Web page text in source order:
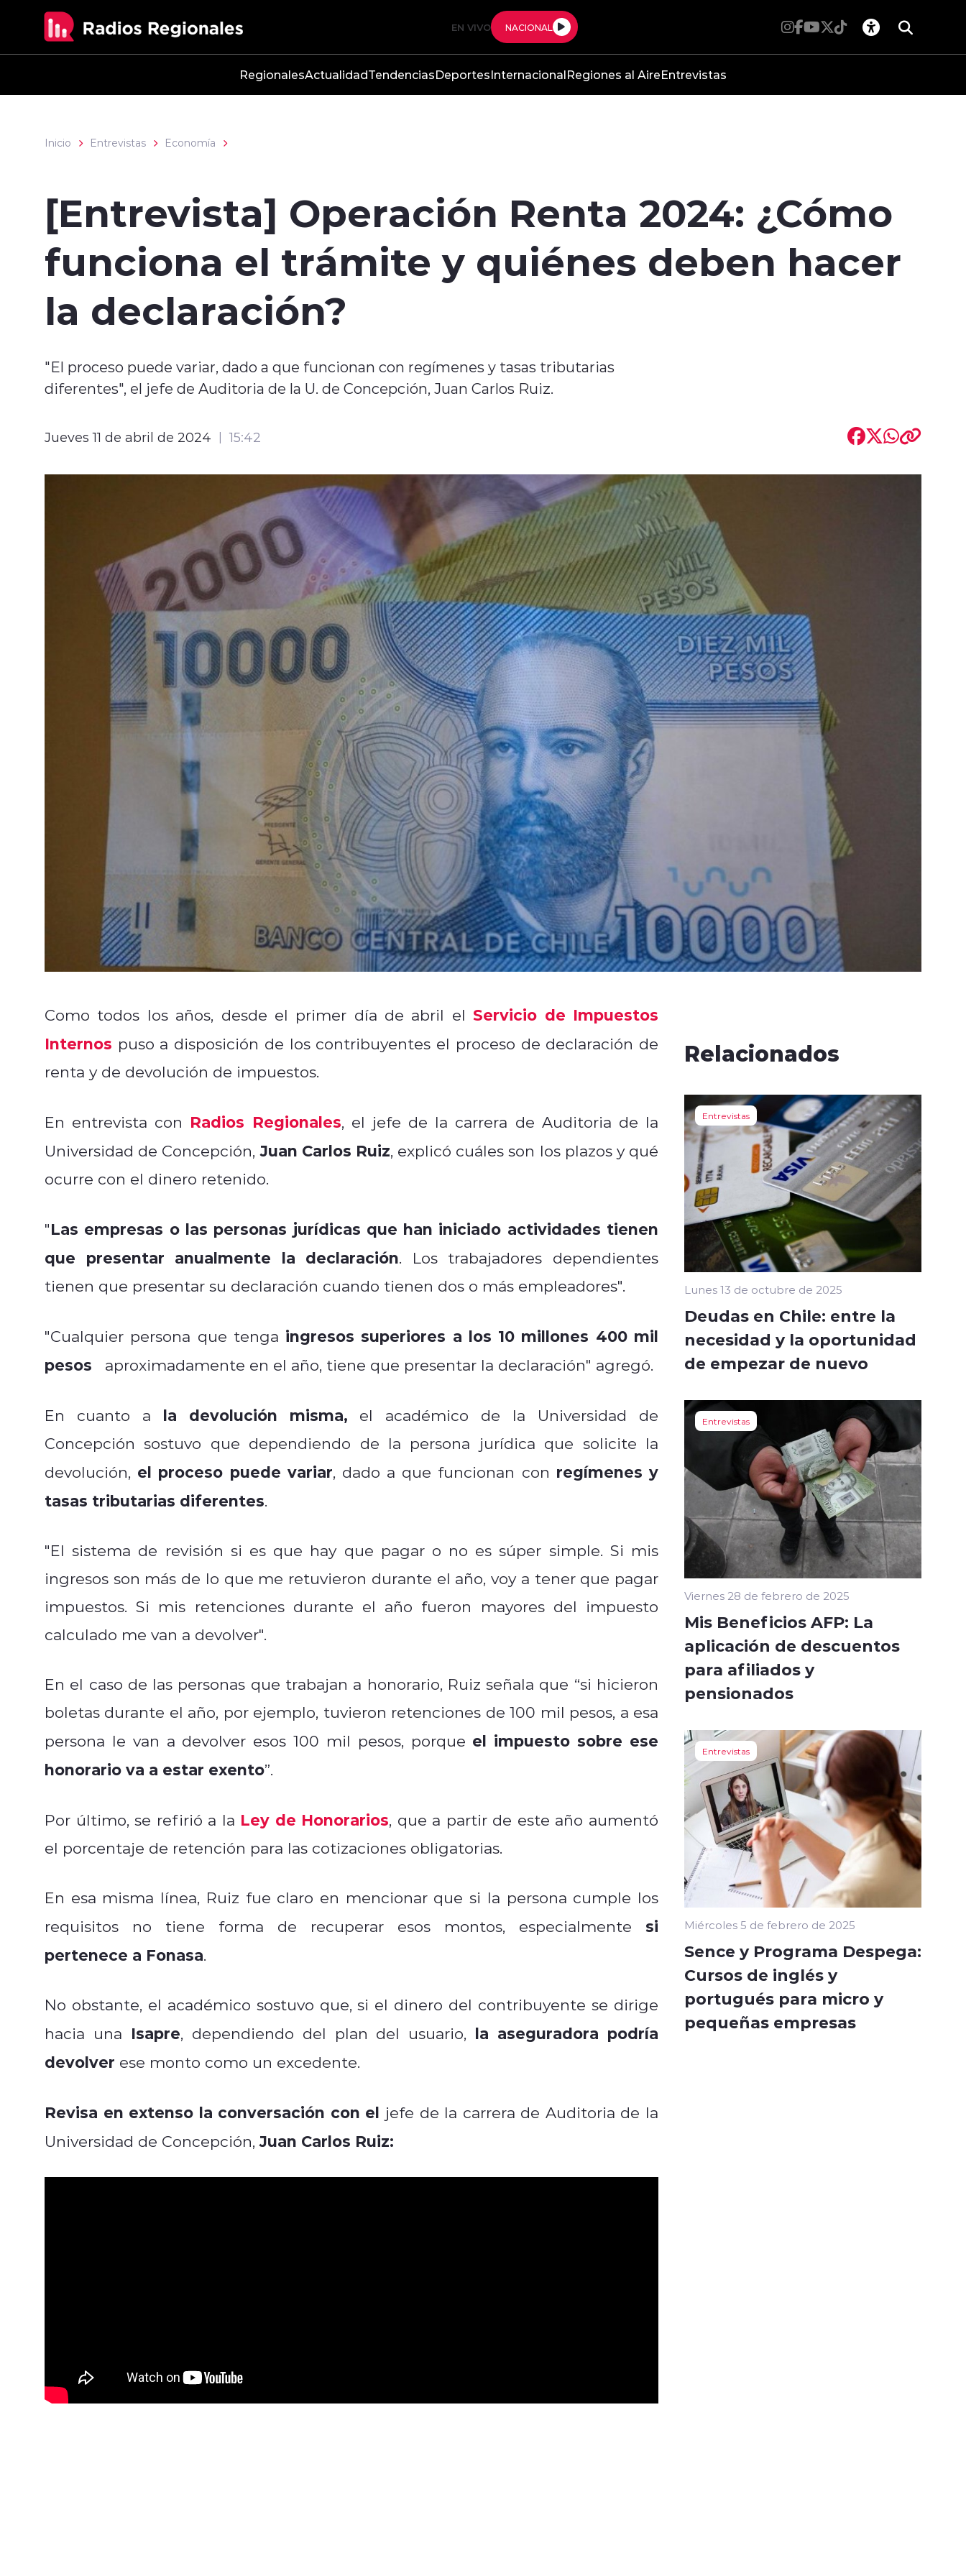
EN VIVO NACIONAL
RegionalesActualidadTendenciasDeportesInternacionalRegiones al AireEntrevistas
Inicio Entrevistas Economía
[Entrevista] Operación Renta 2024: ¿Cómo
funciona el trámite y quiénes deben hacer
la declaración?
"El proceso puede variar, dado a que funcionan con regímenes y tasas tributarias
diferentes", el jefe de Auditoria de la U. de Concepción, Juan Carlos Ruiz.
Jueves 11 de abril de 2024 15:42
Como todos los años, desde el primer día de abril el Servicio de Impuestos
Internos puso a disposición de los contribuyentes el proceso de declaración de
renta y de devolución de impuestos.
En entrevista con Radios Regionales, el jefe de la carrera de Auditoria de la
Universidad de Concepción,Juan Carlos Ruiz, explicó cuáles son los plazos y qué
ocurre con el dinero retenido.
"Las empresas o las personas jurídicas que han iniciado actividades tienen
que presentar anualmente la declaración. Los trabajadores dependientes
tienen que presentar su declaración cuando tienen dos o más empleadores".
"Cualquier persona que tenga ingresos superiores a los 10 millones 400 mil
pesos aproximadamente en el año, tiene que presentar la declaración" agregó.
En cuanto a la devolución misma, el académico de la Universidad de
Concepción sostuvo que dependiendo de la persona jurídica que solicite la
devolución, el proceso puede variar, dado a que funcionan con regímenes y
tasas tributarias diferentes.
"El sistema de revisión si es que hay que pagar o no es súper simple. Si mis
ingresos son más de lo que me retuvieron durante el año, voy a tener que pagar
impuestos. Si mis retenciones durante el año fueron mayores del impuesto
calculado me van a devolver".
En el caso de las personas que trabajan a honorario, Ruiz señala que “si hicieron
boletas durante el año, por ejemplo, tuvieron retenciones de 100 mil pesos, a esa
persona le van a devolver esos 100 mil pesos, porque el impuesto sobre ese
honorario va a estar exento”.
Por último, se refirió a la Ley de Honorarios, que a partir de este año aumentó
el porcentaje de retención para las cotizaciones obligatorias.
En esa misma línea, Ruiz fue claro en mencionar que si la persona cumple los
requisitos no tiene forma de recuperar esos montos, especialmente si
pertenece a Fonasa.
No obstante, el académico sostuvo que, si el dinero del contribuyente se dirige
hacia una Isapre, dependiendo del plan del usuario, la aseguradora podría
devolver ese monto como un excedente.
Revisa en extenso la conversación con el jefe de la carrera de Auditoria de la
Universidad de Concepción,Juan Carlos Ruiz:
Relacionados
Entrevistas
Lunes 13 de octubre de 2025
Deudas en Chile: entre la
necesidad y la oportunidad
de empezar de nuevo
Entrevistas
Viernes 28 de febrero de 2025
Mis Beneficios AFP: La
aplicación de descuentos
para afiliados y
pensionados
Entrevistas
Miércoles 5 de febrero de 2025
Sence y Programa Despega:
Cursos de inglés y
portugués para micro y
pequeñas empresas